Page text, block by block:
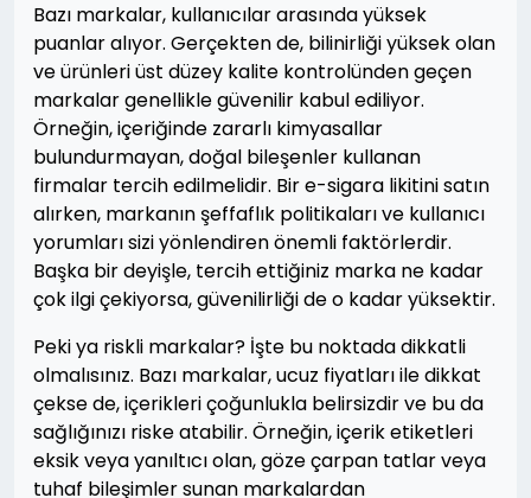
Bazı markalar, kullanıcılar arasında yüksek
puanlar alıyor. Gerçekten de, bilinirliği yüksek olan
ve ürünleri üst düzey kalite kontrolünden geçen
markalar genellikle güvenilir kabul ediliyor.
Örneğin, içeriğinde zararlı kimyasallar
bulundurmayan, doğal bileşenler kullanan
firmalar tercih edilmelidir. Bir e-sigara likitini satın
alırken, markanın şeffaflık politikaları ve kullanıcı
yorumları sizi yönlendiren önemli faktörlerdir.
Başka bir deyişle, tercih ettiğiniz marka ne kadar
çok ilgi çekiyorsa, güvenilirliği de o kadar yüksektir.
Peki ya riskli markalar? İşte bu noktada dikkatli
olmalısınız. Bazı markalar, ucuz fiyatları ile dikkat
çekse de, içerikleri çoğunlukla belirsizdir ve bu da
sağlığınızı riske atabilir. Örneğin, içerik etiketleri
eksik veya yanıltıcı olan, göze çarpan tatlar veya
tuhaf bileşimler sunan markalardan